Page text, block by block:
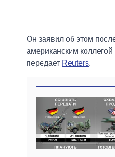
Он заявил об этом
американским
передает Reuters.